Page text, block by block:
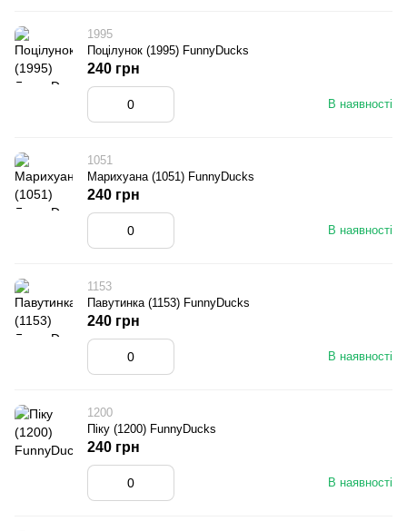
1995
Поцілунок (1995) FunnyDucks
В наявності
240 грн
1051
Марихуана (1051) FunnyDucks
В наявності
240 грн
1153
Павутинка (1153) FunnyDucks
В наявності
240 грн
1200
Піку (1200) FunnyDucks
В наявності
240 грн